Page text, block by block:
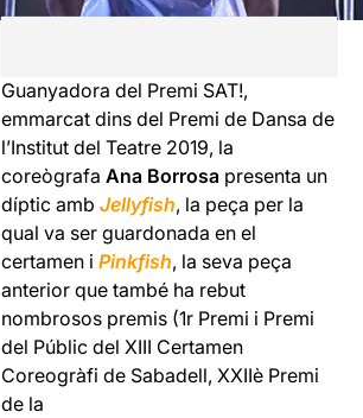
Guanyadora del Premi SAT!,
emmarcat dins del Premi de Dansa de
l’Institut del Teatre 2019, la
coreògrafaAna Borrosa presenta un
díptic ambJellyfish, la peça per la
qual va ser guardonada en el
certamen i Pinkfish, la seva peça
anterior que també ha rebut
nombrosos premis (1r Premi i Premi
del Públic del XIII Certamen
Coreogràfi de Sabadell, XXIIè Premi
de la